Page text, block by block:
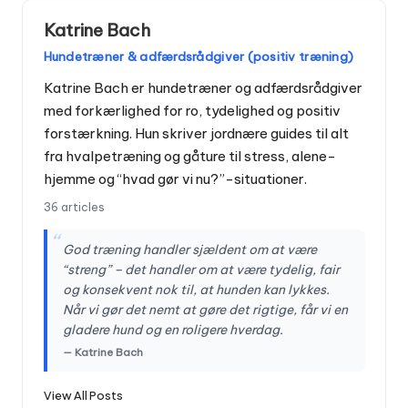
Katrine Bach
Hundetræner & adfærdsrådgiver (positiv træning)
Katrine Bach er hundetræner og adfærdsrådgiver
med forkærlighed for ro, tydelighed og positiv
forstærkning. Hun skriver jordnære guides til alt
fra hvalpetræning og gåture til stress, alene-
hjemme og “hvad gør vi nu?”-situationer.
36 articles
“ God træning handler sjældent om at være
“streng” – det handler om at være tydelig, fair
og konsekvent nok til, at hunden kan lykkes.
Når vi gør det nemt at gøre det rigtige, får vi en
gladere hund og en roligere hverdag.
— Katrine Bach
View All Posts